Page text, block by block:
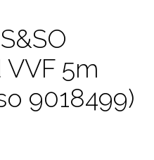
VVF 5m
9018499)